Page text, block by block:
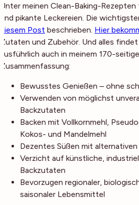
Unter meinen Clean-Baking-
und pikante Leckereien. Die
diesem Post beschrieben. Hier
Zutaten und Zubehör. Und alles
ausführlich auch in meinem 170-
Zusammenfassung:
Bewusstes Genießen – ohne
Verwenden von möglichst
Backzutaten
Backen mit Vollkornmehl,
Kokos- und Mandelmehl
Dezentes Süßen mit
Verzicht auf künstliche,
Backzutaten
Bevorzugen regionaler,
saisonaler Lebensmittel